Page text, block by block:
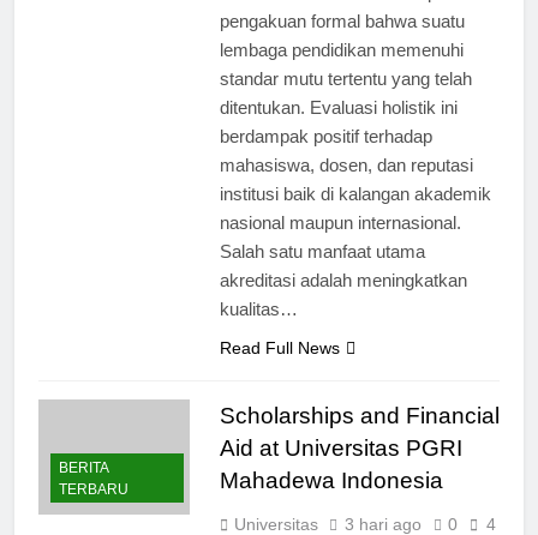
pengakuan formal bahwa suatu
lembaga pendidikan memenuhi
standar mutu tertentu yang telah
ditentukan. Evaluasi holistik ini
berdampak positif terhadap
mahasiswa, dosen, dan reputasi
institusi baik di kalangan akademik
nasional maupun internasional.
Salah satu manfaat utama
akreditasi adalah meningkatkan
kualitas…
Read Full News
BERITA
TERBARU
Scholarships and Financial
Aid at Universitas PGRI
Mahadewa Indonesia
Universitas 3 hari ago 0
4